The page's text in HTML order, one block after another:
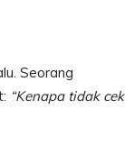
Seorang
“Kenapa tidak cek